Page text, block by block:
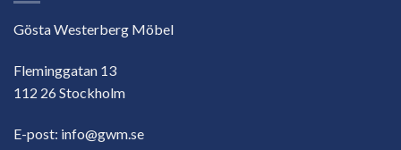
Gösta Westerberg Möbel
Fleminggatan 13
112 26 Stockholm
E-post: info@gwm.se